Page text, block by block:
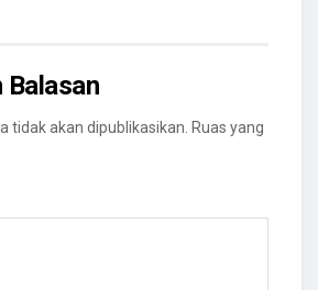
tidak akan dipublikasikan. Ruas yang